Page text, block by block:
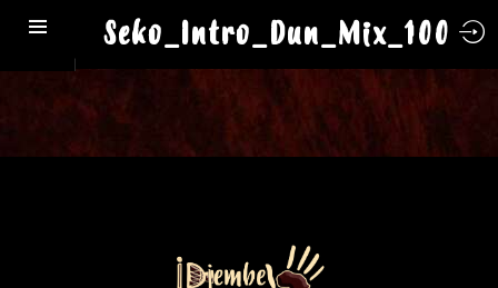
Seko_Intro_Dun_Mix_100